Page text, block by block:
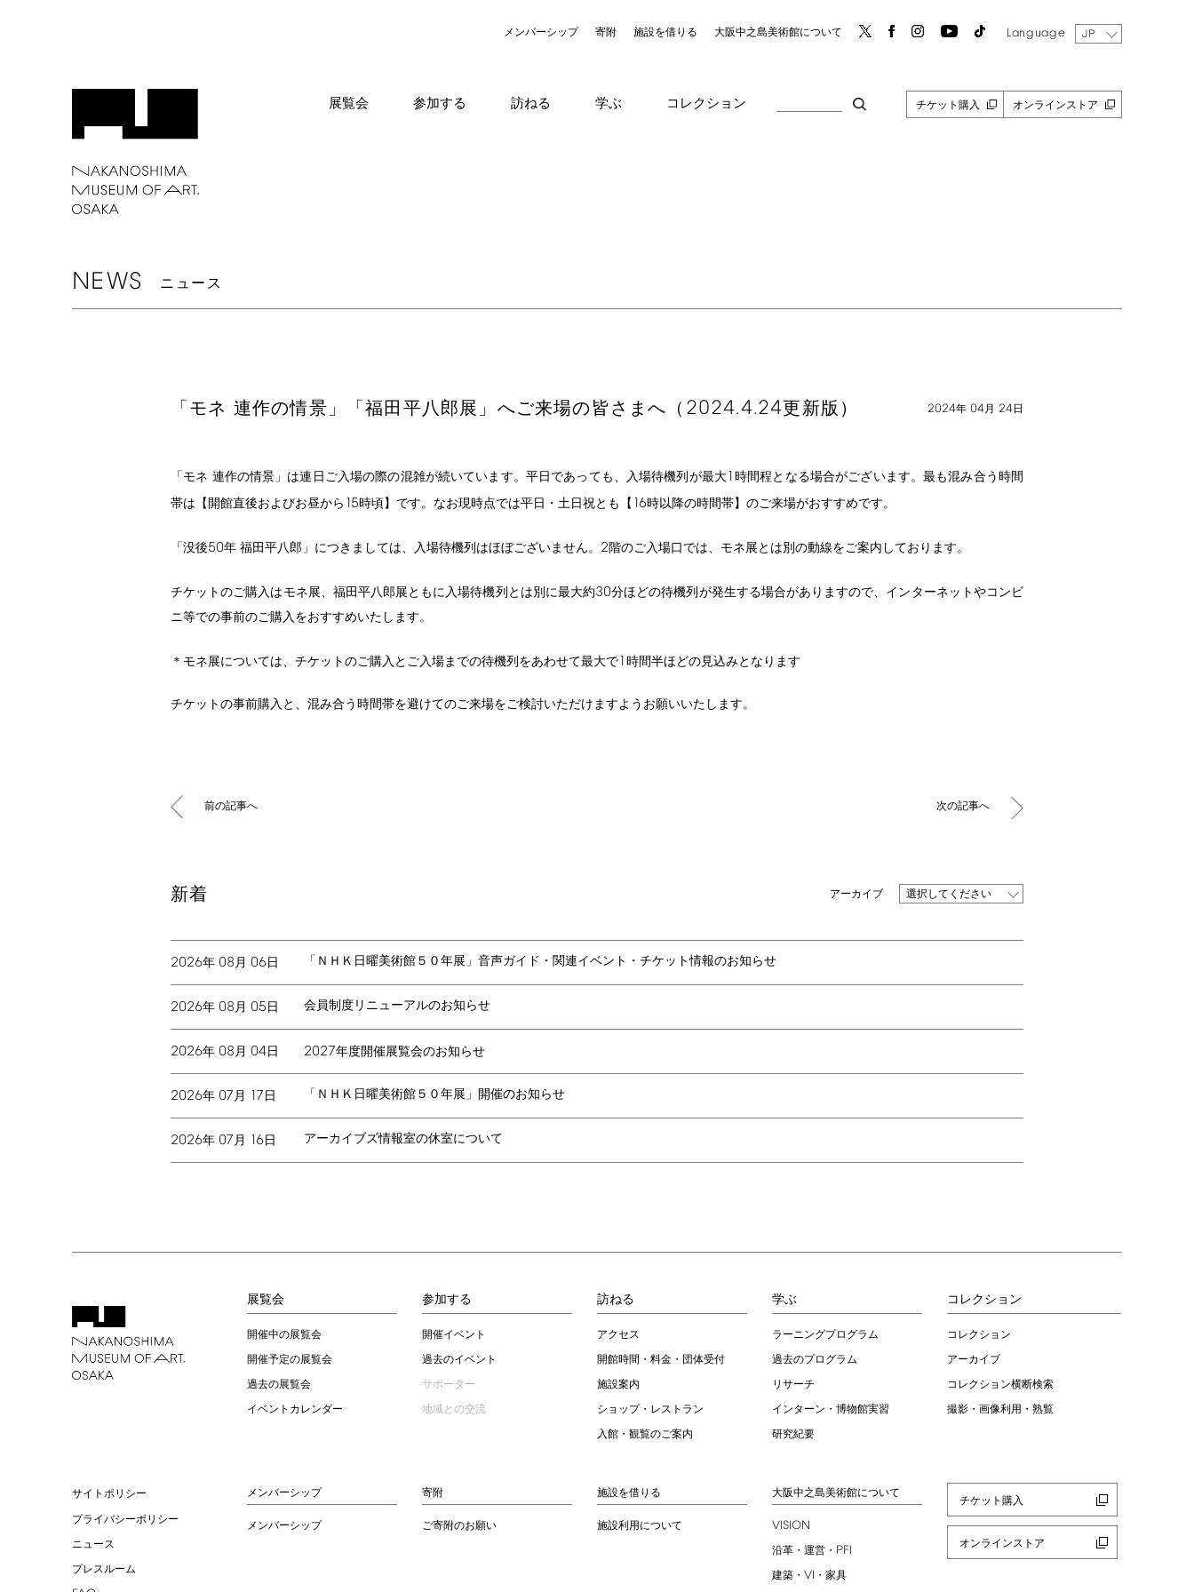
メンバーシップ 寄附 施設を借りる 大阪中之島美術館について Language JP
展覧会 参加する 訪ねる 学ぶ コレクション チケット購入 オンラインストア
NEWS ニュース
「モネ 連作の情景」「福田平八郎展」へご来場の皆さまへ（ 2024.4.24更新版） 2024年 04月 24日
「モネ 連作の情景」は連日ご入場の際の混雑が続いています。平日であっても、入場待機列が最大1時間程となる場合がございます。最も混み合う時間
帯は【開館直後およびお昼から 15時頃】です。なお現時点では平日・土日祝とも【 16時以降の時間帯】のご来場がおすすめです。
「没後50年 福田平八郎」につきましては、入場待機列はほぼございません。 2階のご入場口では、モネ展とは別の動線をご案内しております。
チケットのご購入はモネ展、福田平八郎展ともに入場待機列とは別に最大約30分ほどの待機列が発生する場合がありますので、インターネットやコンビ
ニ等での事前のご購入をおすすめいたします。
＊モネ展については、チケットのご購入とご入場までの待機列をあわせて最大で1時間半ほどの見込みとなります
チケットの事前購入と、混み合う時間帯を避けてのご来場をご検討いただけますようお願いいたします。
前の記事へ 次の記事へ
新着 選択してください
2026年 08月 06日 「ＮＨＫ日曜美術館５０年展」音声ガイド・関連イベント・チケット情報のお知らせ
2026年 08月 05 日 会員制度リニューアルのお知らせ
2026年 08月 04日 2027年度開催展覧会のお知らせ
2026年 07月 17 日 「ＮＨＫ日曜美術館５０年展」開催のお知らせ
2026年 07月 16日 アーカイブズ情報室の休室について
展覧会
開催中の展覧会
開催予定の展覧会
過去の展覧会
イベントカレンダー
参加する
開催イベント
過去のイベント
サポーター
地域との交流
訪ねる
アクセス
開館時間・料金・団体受付
施設案内
ショップ・レストラン
入館・観覧のご案内
学ぶ
ラーニングプログラム
過去のプログラム
リサーチ
インターン・博物館実習
研究紀要
コレクション
コレクション
アーカイブ
コレクション横断検索
撮影・画像利用・熟覧
サイトポリシー
プライバシーポリシー
ニュース
プレスルーム
メンバーシップ
メンバーシップ
寄附
ご寄附のお願い
施設を借りる
施設利用について
大阪中之島美術館について
VISION
沿革・運営・ PFI
建築・ VI ・家具
チケット購入
オンラインストア